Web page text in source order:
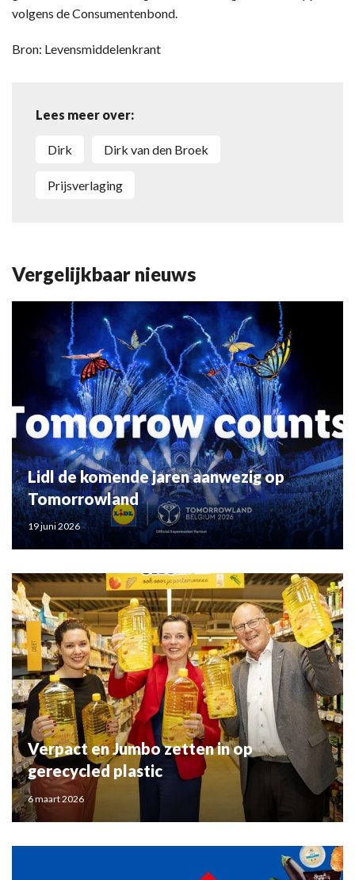
volgens de Consumentenbond.
Bron: Levensmiddelenkrant
Lees meer over:
Dirk Dirk van den Broek
Prijsverlaging
Vergelijkbaar nieuws
Lidl de komende jaren aanwezig op
Tomorrowland
19 juni 2026
Verpact en Jumbo zetten in op
gerecycled plastic
6 maart 2026